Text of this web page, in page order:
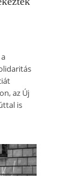
az Új
is